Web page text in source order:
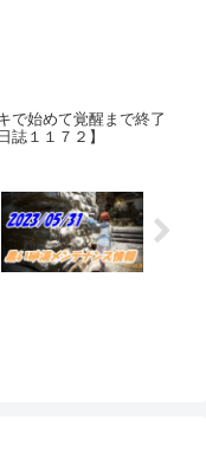
で始めて覚醒まで終了
誌１１７２】